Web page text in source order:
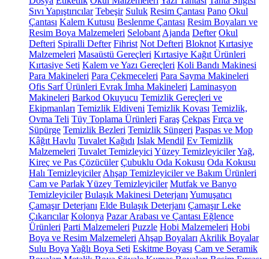
Sıvı Yapıştırıcılar Tebeşir Suluk Resim Çantası Pano Okul
Çantası Kalem Kutusu Beslenme Çantası Resim Boyaları ve
Resim Boya Malzemeleri Selobant Ajanda Defter Okul
Defteri Spiralli Defter Fihrist Not Defteri Bloknot Kırtasiye
Malzemeleri Masaüstü Gereçleri Kırtasiye Kağıt Ürünleri
Kırtasiye Seti Kalem ve Yazı Gereçleri Koli Bandı Makinesi
Para Makineleri Para Çekmeceleri Para Sayma Makineleri
Ofis Sarf Ürünleri Evrak İmha Makineleri Laminasyon
Makineleri Barkod Okuyucu Temizlik Gereçleri ve
Ekipmanları Temizlik Eldiveni Temizlik Kovası Temizlik,
Ovma Teli Tüy Toplama Ürünleri Faraş Çekpas Fırça ve
Süpürge Temizlik Bezleri Temizlik Süngeri Paspas ve Mop
Kâğıt Havlu Tuvalet Kağıdı Islak Mendil Ev Temizlik
Malzemeleri Tuvalet Temizleyici Yüzey TemizleyicilerYağ,
Kireç ve Pas Çözücüler Çubuklu Oda Kokusu Oda Kokusu
Halı Temizleyiciler Ahşap Temizleyiciler ve Bakım Ürünleri
Cam ve Parlak Yüzey Temizleyiciler Mutfak ve Banyo
Temizleyiciler Bulaşık Makinesi Deterjanı Yumuşatıcı
Çamaşır Deterjanı Elde Bulaşık Deterjanı Çamaşır Leke
Çıkarıcılar Kolonya Pazar Arabası ve Çantası Eğlence
Ürünleri Parti Malzemeleri Puzzle Hobi Malzemeleri Hobi
Boya ve Resim Malzemeleri Ahşap Boyaları Akrilik Boyalar
Sulu Boya Yağlı Boya Seti Eskitme Boyası Cam ve Seramik